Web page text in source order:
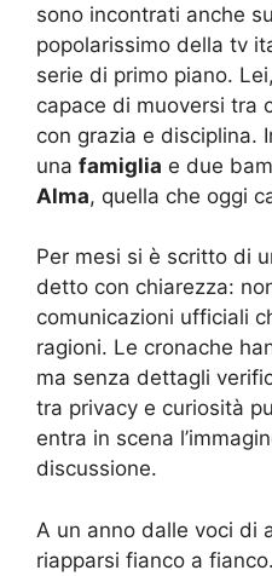
sono incontrati anche
popolarissimo della tv
serie di primo piano. Lei,
capace di muoversi tra
con grazia e disciplina.
una famiglia e due
Alma, quella che oggi
Per mesi si è scritto di
detto con chiarezza:
comunicazioni ufficiali
ragioni. Le cronache
ma senza dettagli
tra privacy e curiosità
entra in scena
discussione.
A un anno dalle voci di
riapparsi fianco a